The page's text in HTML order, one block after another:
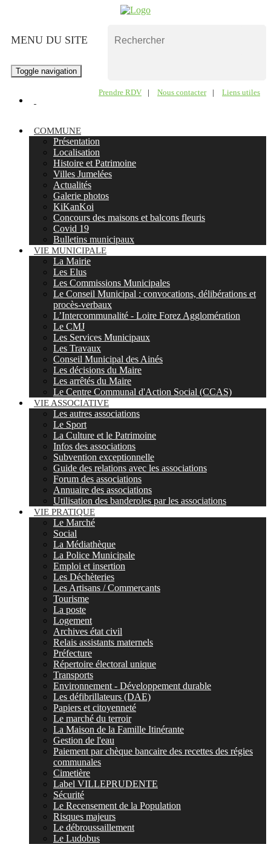
Prendre RDV | Nous contacter | Liens utiles
MENU DU SITE
Toggle navigation
COMMUNE
Présentation
Localisation
Histoire et Patrimoine
Villes Jumelées
Actualités
Galerie photos
KiKanKoi
Concours des maisons et balcons fleuris
Covid 19
Bulletins municipaux
VIE MUNICIPALE
La Mairie
Les Elus
Les Commissions Municipales
Le Conseil Municipal : convocations, délibérations et
procès-verbaux
L’Intercommunalité - Loire Forez Agglomération
Le CMJ
Les Services Municipaux
Les Travaux
Conseil Municipal des Ainés
Les décisions du Maire
Les arrêtés du Maire
Le Centre Communal d'Action Social (CCAS)
VIE ASSOCIATIVE
Les autres associations
Le Sport
La Culture et le Patrimoine
Infos des associations
Subvention exceptionnelle
Guide des relations avec les associations
Forum des associations
Annuaire des associations
Utilisation des banderoles par les associations
VIE PRATIQUE
Le Marché
Social
La Médiathèque
La Police Municipale
Emploi et insertion
Les Déchèteries
Les Artisans / Commercants
Tourisme
La poste
Logement
Archives état civil
Relais assistants maternels
Préfecture
Répertoire électoral unique
Transports
Environnement - Développement durable
Les défibrillateurs (DAE)
Papiers et citoyenneté
Le marché du terroir
La Maison de la Famille Itinérante
Gestion de l'eau
Paiement par chèque bancaire des recettes des régies
communales
Cimetière
Label VILLEPRUDENTE
Sécurité
Le Recensement de la Population
Risques majeurs
Le débroussaillement
Le Ludobus